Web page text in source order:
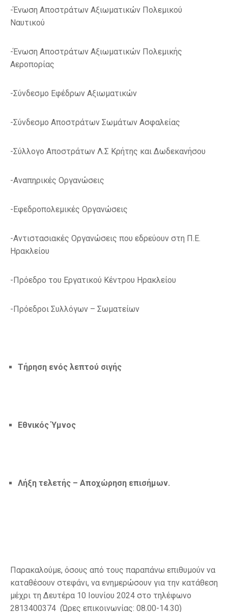
-Ένωση Αποστράτων Αξιωματικών Πολεμικού
Ναυτικού
-Ένωση Αποστράτων Αξιωματικών Πολεμικής
Αεροπορίας
-Σύνδεσμο Εφέδρων Αξιωματικών
-Σύνδεσμο Αποστράτων Σωμάτων Ασφαλείας
-Σύλλογο Αποστράτων Λ.Σ Κρήτης και Δωδεκανήσου
-Αναπηρικές Οργανώσεις
-Εφεδροπολεμικές Οργανώσεις
-Αντιστασιακές Οργανώσεις που εδρεύουν στη Π.Ε.
Ηρακλείου
-Πρόεδρο του Εργατικού Κέντρου Ηρακλείου
-Πρόεδροι Συλλόγων – Σωματείων
Τήρηση ενός λεπτού σιγής
Εθνικός Ύμνος
Λήξη τελετής – Αποχώρηση επισήμων.
Παρακαλούμε, όσους από τους παραπάνω επιθυμούν να
καταθέσουν στεφάνι, να ενημερώσουν για την κατάθεση
μέχρι τη Δευτέρα 10 Ιουνίου 2024 στο τηλέφωνο
2813400374 (Ώρες επικοινωνίας: 08.00-14.30)